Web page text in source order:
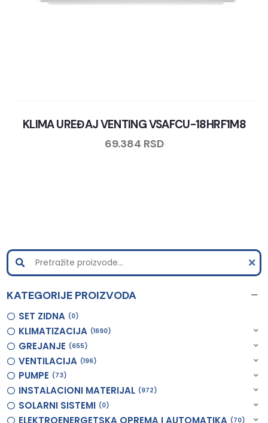
KLIMA UREĐAJ VENTING VSAFCU-18HRF1M8
69.384 RSD
KATEGORIJE PROIZVODA
SET ZIDNA 0
KLIMATIZACIJA 1690
GREJANJE 655
VENTILACIJA 196
PUMPE 73
INSTALACIONI MATERIJAL 972
SOLARNI SISTEMI 0
ELEKTROENERGETSKA OPREMA I AUTOMATIKA 70